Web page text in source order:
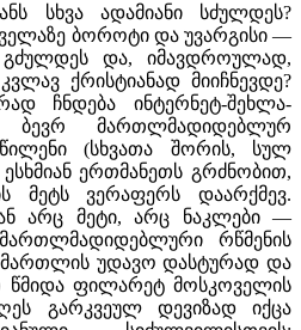
სხვა ადამიანი სძულდეს?
ბოროტი და უვარგისი —
და, იმავდროულად,
ქრისტიანად მიიჩნევდე?
ჩნდება ინტერნეტ-შეხლა-
ბევრ მართლმადიდებლურ
(სხვათა შორის, სულ
ერთმანეთს გრძნობით,
მეტს ვერაფერს დაარქმევ.
არც მეტი, არც ნაკლები —
რწმენის
უდავო დასტურად და
წმიდა ფილარეტ მოსკოველის
გარკვეულ დევიზად იქცა